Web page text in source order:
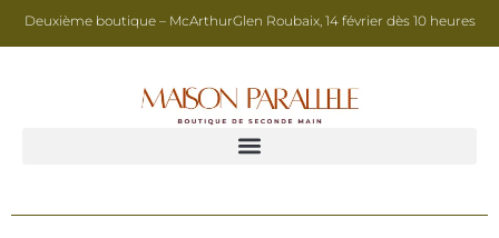
Deuxième boutique – McArthurGlen Roubaix, 14 février dès 10 heures